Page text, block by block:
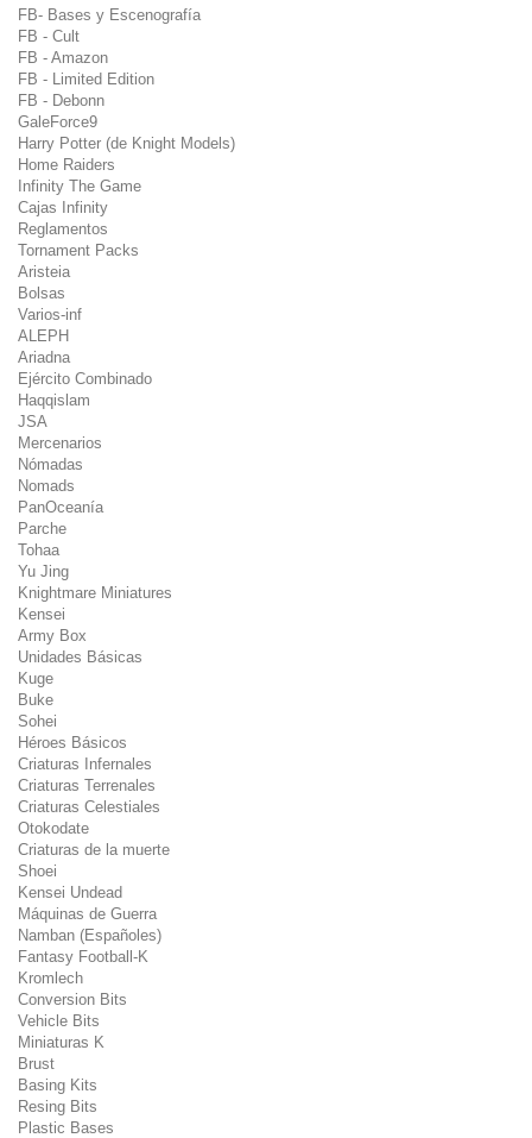
FB- Bases y Escenografía
FB - Cult
FB - Amazon
FB - Limited Edition
FB - Debonn
GaleForce9
Harry Potter (de Knight Models)
Home Raiders
Infinity The Game
Cajas Infinity
Reglamentos
Tornament Packs
Aristeia
Bolsas
Varios-inf
ALEPH
Ariadna
Ejército Combinado
Haqqislam
JSA
Mercenarios
Nómadas
Nomads
PanOceanía
Parche
Tohaa
Yu Jing
Knightmare Miniatures
Kensei
Army Box
Unidades Básicas
Kuge
Buke
Sohei
Héroes Básicos
Criaturas Infernales
Criaturas Terrenales
Criaturas Celestiales
Otokodate
Criaturas de la muerte
Shoei
Kensei Undead
Máquinas de Guerra
Namban (Españoles)
Fantasy Football-K
Kromlech
Conversion Bits
Vehicle Bits
Miniaturas K
Brust
Basing Kits
Resing Bits
Plastic Bases